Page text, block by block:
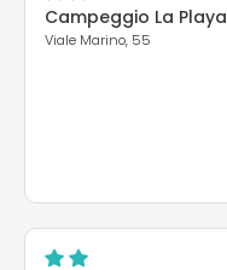
Campeggio La Playa
Viale Marino, 55